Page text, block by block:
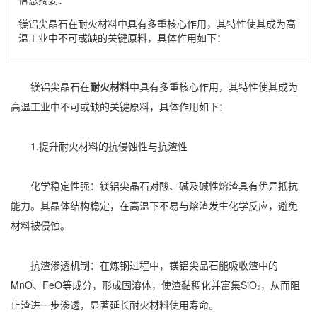
镁铝尖晶石在耐火材料中具有多重核心作用，其特性使其成为高
温工业中不可或缺的关键原料，具体作用如下：
镁铝尖晶石在耐火材料中具有多重核心作用，其特性使其成为
高温工业中不可或缺的关键原料，具体作用如下：
1.提升耐火材料的抗侵蚀性与抗渣性
化学稳定性强：镁铝尖晶石对酸、碱及碱性熔渣具有优异抵抗
能力。其晶体结构稳定，在高温下不易与熔渣发生化学反应，避免
材料被侵蚀。
抗渣渗透机制：在炼钢过程中，镁铝尖晶石能吸收渣中的
MnO、FeO等成分，形成固溶体，使渣黏稠化并富集SiO₂，从而阻
止渣进一步渗透，显著延长耐火材料使用寿命。